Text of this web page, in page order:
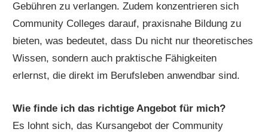
Gebühren zu verlangen. Zudem konzentrieren sich
Community Colleges darauf, praxisnahe Bildung zu
bieten, was bedeutet, dass Du nicht nur theoretisches
Wissen, sondern auch praktische Fähigkeiten
erlernst, die direkt im Berufsleben anwendbar sind.
Wie finde ich das richtige Angebot für mich?
Es lohnt sich, das Kursangebot der Community